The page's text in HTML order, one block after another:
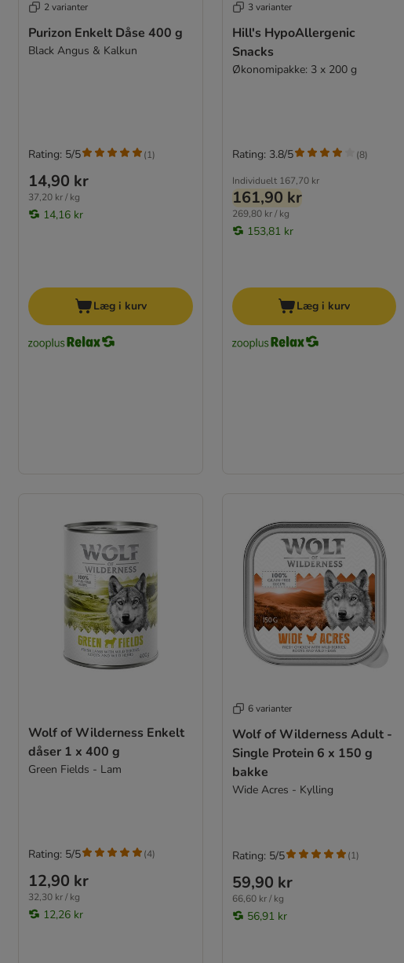
2 varianter
Purizon Enkelt Dåse 400 g
Black Angus & Kalkun
14,90 kr
37,20 kr / kg
14,16 kr
Rating: 5/5 (1)
Læg i kurv
3 varianter
Hill's HypoAllergenic
Snacks
Økonomipakke: 3 x 200 g
Individuelt 167,70 kr
161,90 kr
269,80 kr / kg
153,81 kr
Rating: 3.8/5 (8)
Læg i kurv
Wolf of Wilderness Enkelt
dåser 1 x 400 g
Green Fields - Lam
12,90 kr
32,30 kr / kg
12,26 kr
Rating: 5/5 (4)
6 varianter
Wolf of Wilderness Adult -
Single Protein 6 x 150 g
bakke
Wide Acres - Kylling
59,90 kr
66,60 kr / kg
56,91 kr
Rating: 5/5 (1)